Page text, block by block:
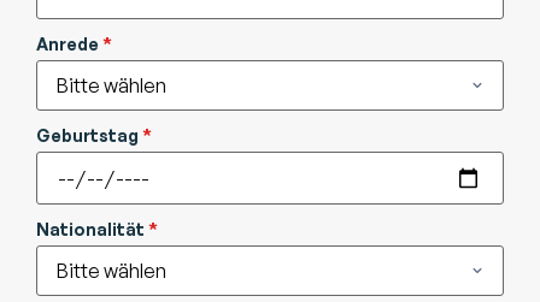
Anrede *
Geburtstag *
Nationalität *